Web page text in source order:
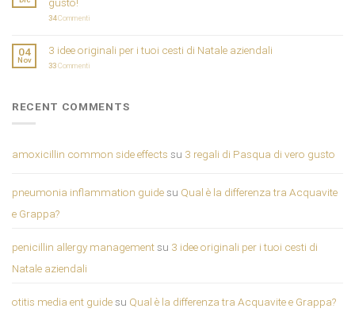
34Commenti
04
Nov
3 idee originali per i tuoi cesti di Natale aziendali
33Commenti
RECENT COMMENTS
amoxicillin common side effects su 3 regali di Pasqua di vero gusto
pneumonia inflammation guidesu Qual è la differenza tra Acquavite
e Grappa?
penicillin allergy managementsu 3 idee originali per i tuoi cesti di
Natale aziendali
otitis media ent guidesu Qual è la differenza tra Acquavite e Grappa?